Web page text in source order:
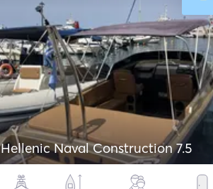
Hellenic Naval Construction 7.5